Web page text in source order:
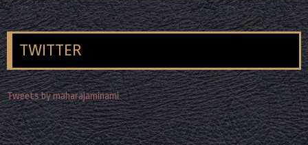
TWITTER
Tweets by maharajaminami